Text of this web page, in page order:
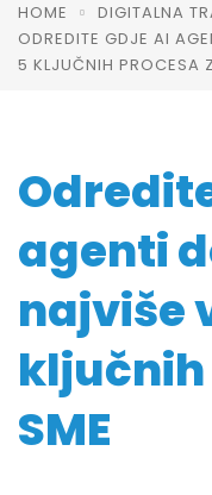
HOME
DIGITALNA
ODREDITE GDJE AI
5 KLJUČNIH PROCESA
agenti
najviše
ključnih
SME